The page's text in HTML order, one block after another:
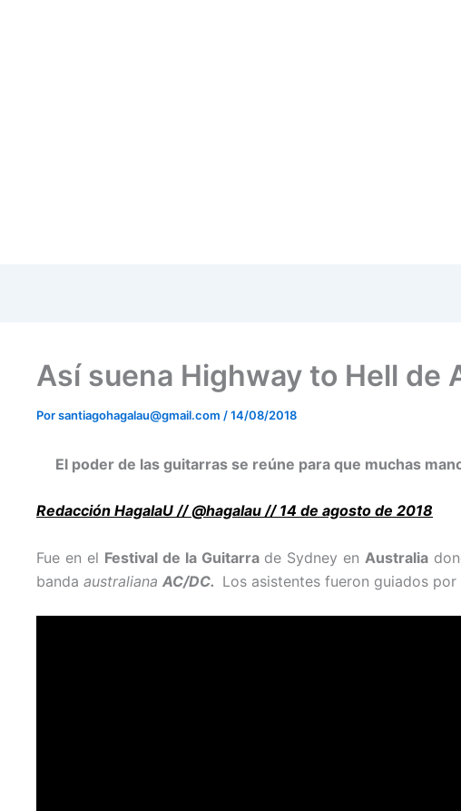
Así suena Highway to Hell de
Porsantiagohagalau@gmail.com /14/08/2018
El poder de las guitarras se reúne para que muchas
Redacción HagalaU // @hagalau // 14 de agosto de 2018
Fue en el Festival de la Guitarra de Sydney en Australia
banda australiana AC/DC. Los asistentes fueron guiados por